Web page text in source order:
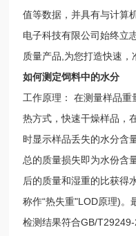
值等数据，并具有与计算
电子科技有限公司始终立
质量产品,为您打造快速，
如何测定饲料中的水分
工作原理： 在测量样品
热方式，快速干燥样品，
时显示样品丢失的水分含
总的质量损失即为水份含
后的质量和湿重的比获得
称作“热失重"LOD原理)。
检测结果符合GB/